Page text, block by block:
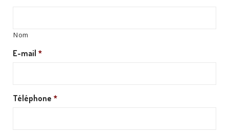
Nom
E-mail *
Téléphone *